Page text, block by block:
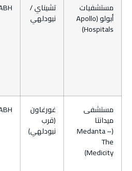
مستشفيات
أبولو (Apollo
Hospitals)
تشيناي /
نيودلهي
مستشفى
ميدانتا
(Medanta –
The
Medicity)
غورغاون
(قرب
نيودلهي)